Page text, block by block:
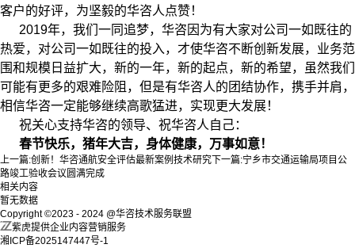
客户的好评，为坚毅的华咨人点赞！
2019年，我们一同追梦，华咨因为有大家对公司一如既往的
热爱，对公司一如既往的投入，才使华咨不断创新发展，业务范
围和规模日益扩大， 新的一年，新的起点，新的希望，虽然我们
可能有更多的艰难险阻，但是有华咨人的团结协作，携手并肩，
相信华咨一定能够继续高歌猛进，实现更大发展！
祝关心支持华咨的领导、祝华咨人自己：
春节快乐，猪年大吉，身体健康，万事如意！
上一篇:创新！华咨通航安全评估最新案例技术研究 下一篇:宁乡市交通运输局项目公
路竣工验收会议圆满完成
相关内容
暂无数据
Copyright ©2023 - 2024 @华咨技术服务联盟
紫虎提供企业内容营销服务
湘ICP备2025147447号-1